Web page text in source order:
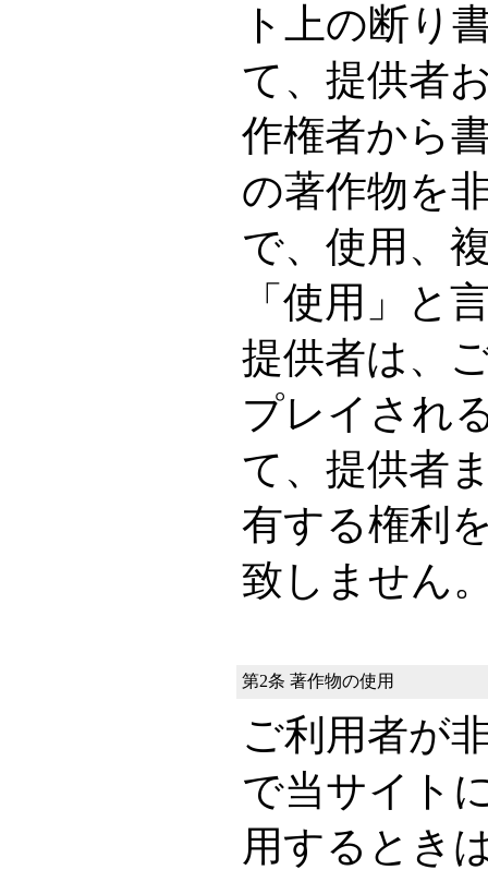
ト上の断り
て、提供者
作権者から
の著作物を
で、使用、
「使用」と
提供者は、
プレイされ
て、提供者
有する権利
致しません
第2条 著作物の使用
ご利用者が
で当サイト
用するとき